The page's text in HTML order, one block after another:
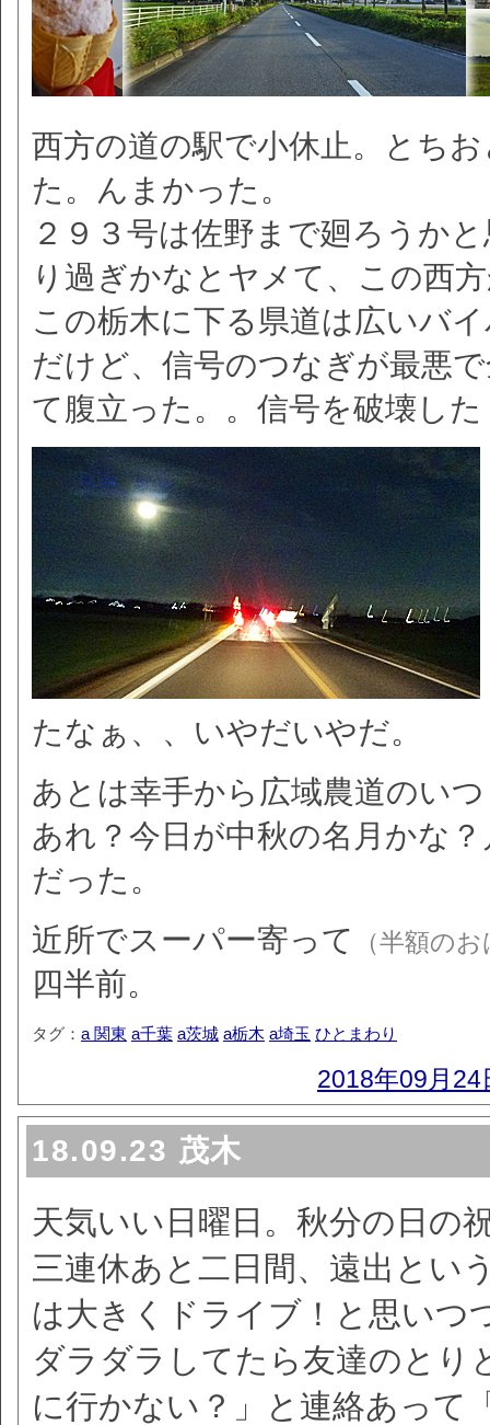
西方の道の駅で小休止。とち
た。んまかった。
２９３号は佐野まで廻ろうか
り過ぎかなとヤメて、この西
この栃木に下る県道は広いバ
だけど、信号のつなぎが最悪
て腹立った。。信号を破壊し
たなぁ、、いやだいやだ。
あとは幸手から広域農道のい
あれ？今日が中秋の名月かな
だった。
近所でスーパー寄って
（半額の
四半前。
タグ： a 関東 a千葉 a茨城 a栃木 a埼玉 ひとまわり
2018年09月
18.09.23 茂木
天気いい日曜日。秋分の日の
三連休あと二日間、遠出とい
は大きくドライブ！と思いつ
ダラダラしてたら友達のとり
に行かない？」と連絡あって